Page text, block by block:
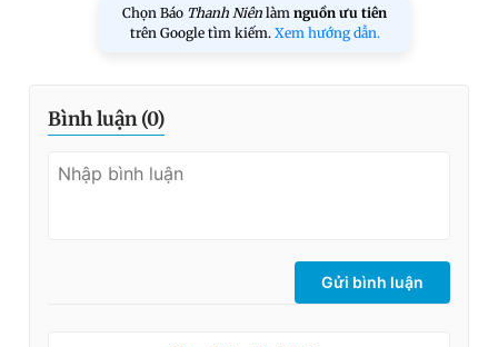
Chọn Báo Thanh Niên làm nguồn ưu tiên
trên Google tìm kiếm. Xem hướng dẫn.
Bình luận (0)
Gửi bình luận